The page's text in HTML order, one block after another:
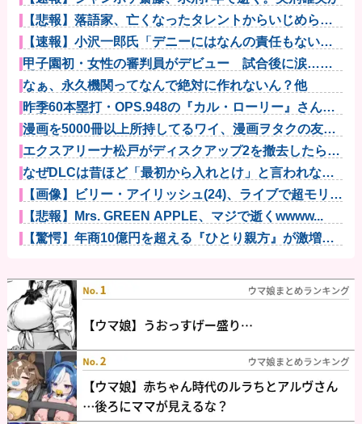
【悲報】落語家、亡くなったタレントからいじめられ
た過去を告白...
【速報】小沢一郎氏「デニーにはなんの責任もないの
にかわいそう...
甲子園初・女性の審判員がデビュー 試合後に涙…
「嬉しい気持ち...
なぁ、永久機関ってなんで絶対に作れないん？他
昨季60本塁打・OPS.948の『カル・ローリー』さんの
今季...
漫画を5000冊以上所持してるワイ、漫画ヲタクの友人
に「ワン...
エクスアリーナ松戸がディスクアップ2を撤去したらし
くディスク...
なぜDLCは昔ほど「最初から入れとけ」と言われなく
なったのか...
【画像】ビリー・アイリッシュ(24)、ライブで超モリマ
ンスジ...
【悲報】Mrs. GREEN APPLE、マジで逝くwwww...
【驚愕】年商10億円を超える『ひとり親方』が激増